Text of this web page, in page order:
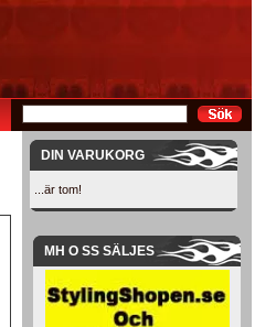
DIN VARUKORG
...är tom!
MH O SS SÄLJES